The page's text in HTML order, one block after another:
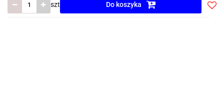
szt Do koszyka